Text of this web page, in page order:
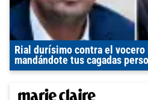
Rial durísimo contra el
mandándote tus cagadas